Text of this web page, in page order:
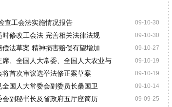
09-10-30
查工会法实施情况报告
09-10-30
时修改工会法 完善相关法律法规
09-10-27
偿法草案 精神损害赔偿有望增加
09-10-19
席、全国人大常委、全国人大农业与
09-10-19
将首次审议选举法修正案草案
09-10-14
国人大常委会副委员长桑国卫
09-09-25
会副秘书长及省政府五厅座简历